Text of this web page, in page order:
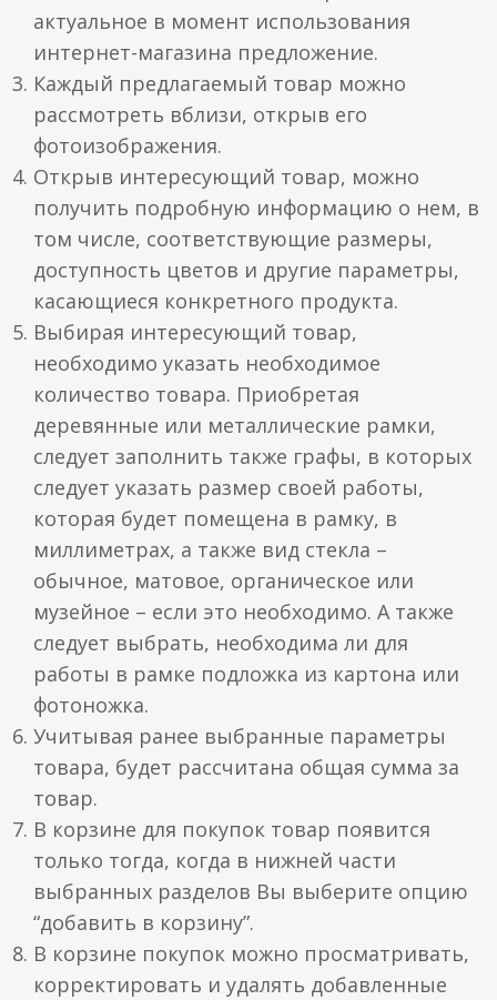
актуальное в момент использования
интернет-магазина предложение.
Каждый предлагаемый товар можно
рассмотреть вблизи, открыв его
фотоизображения.
Открыв интересующий товар, можно
получить подробную информацию о нем, в
том числе, соответствующие размеры,
доступность цветов и другие параметры,
касающиеся конкретного продукта.
Выбирая интересующий товар,
необходимо указать необходимое
количество товара. Приобретая
деревянные или металлические рамки,
следует заполнить также графы, в которых
следует указать размер своей работы,
которая будет помещена в рамку, в
миллиметрах, а также вид стекла –
обычное, матовое, органическое или
музейное – если это необходимо. А также
следует выбрать, необходима ли для
работы в рамке подложка из картона или
фотоножка.
Учитывая ранее выбранные параметры
товара, будет рассчитана общая сумма за
товар.
В корзине для покупок товар появится
только тогда, когда в нижней части
выбранных разделов Вы выберите опцию
“добавить в корзину”.
В корзине покупок можно просматривать,
корректировать и удалять добавленные